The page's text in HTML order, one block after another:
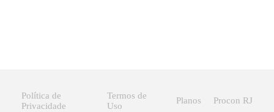
Política de
Privacidade
Termos de
Uso
Planos Procon RJ